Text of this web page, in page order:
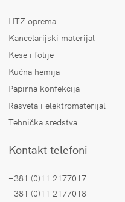
HTZ oprema
Kancelarijski materijal
Kese i folije
Kućna hemija
Papirna konfekcija
Rasveta i elektromaterijal
Tehnička sredstva
Kontakt telefoni
+381 (0)11 2177017
+381 (0)11 2177018